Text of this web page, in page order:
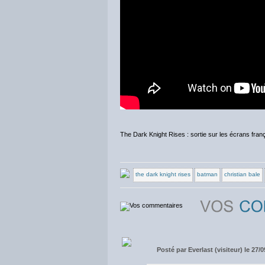
The Dark Knight Rises : sortie sur les écrans
the dark knight rises batman christian bale
Posté par Everlast (visiteur) le 27/